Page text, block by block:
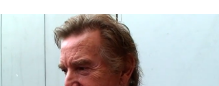
achterlaat